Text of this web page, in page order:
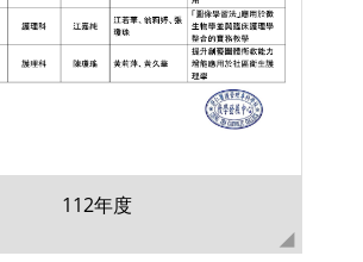
112年度